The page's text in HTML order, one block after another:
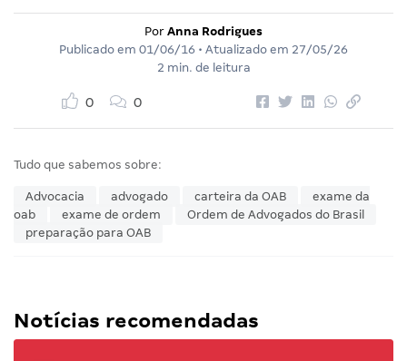
Por Anna Rodrigues
Publicado em 01/06/16 • Atualizado em 27/05/26
2 min. de leitura
0 0
Tudo que sabemos sobre:
Advocacia advogado carteira da OAB
exame da
oab
exame de ordem
Ordem de Advogados do Brasil
preparação para OAB
Notícias recomendadas